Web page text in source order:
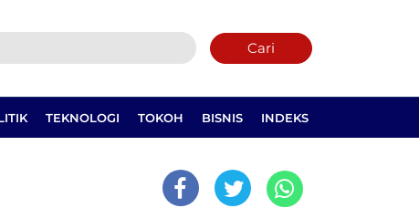
Cari
TEKNOLOGI TOKOH BISNIS INDEKS